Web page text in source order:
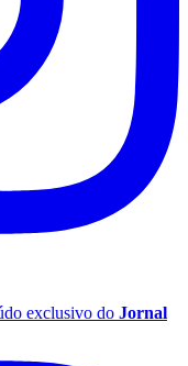
exclusivo do Jornal